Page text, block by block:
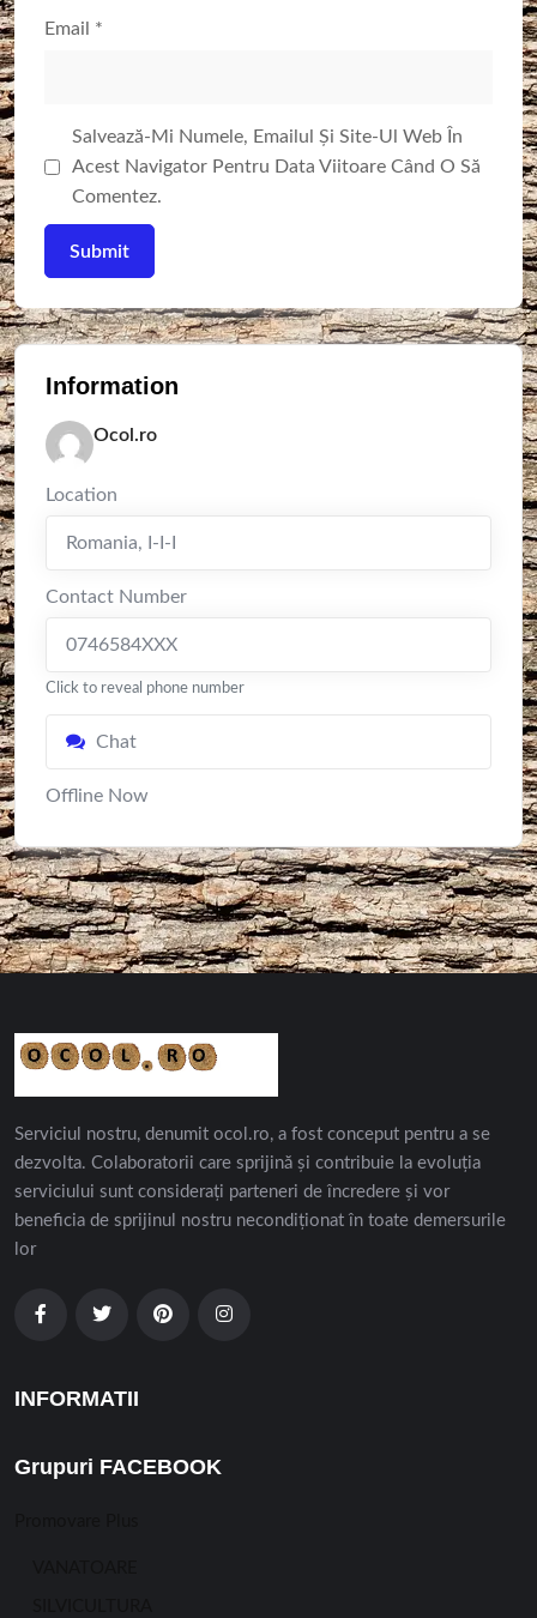
Email *
Salvează-Mi Numele, Emailul Și Site-Ul Web În
Acest Navigator Pentru Data Viitoare Când O Să
Comentez.
Information
Ocol.ro
Location
Romania, I-I-I
Contact Number
0746584XXX
Click to reveal phone number
Chat
Offline Now
Serviciul nostru, denumit ocol.ro, a fost conceput pentru a se
dezvolta. Colaboratorii care sprijină și contribuie la evoluția
serviciului sunt considerați parteneri de încredere și vor
beneficia de sprijinul nostru necondiționat în toate demersurile
lor
INFORMATII
Grupuri FACEBOOK